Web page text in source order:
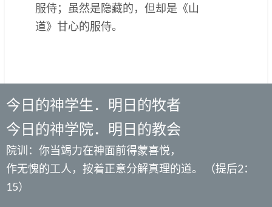
服侍；虽然是隐藏的，但却是《山
道》甘心的服侍。
今日的神学生．明日的牧者
今日的神学院．明日的教会
院训：你当竭力在神面前得蒙喜悦，
作无愧的工人，按着正意分解真理的道。 （提后2：
15）